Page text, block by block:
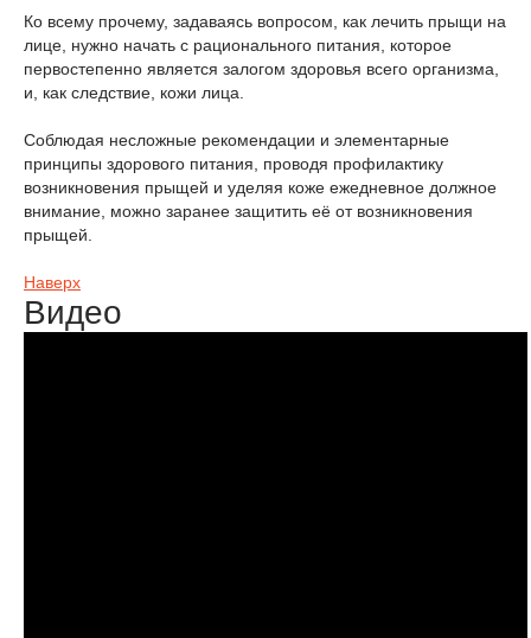
Ко всему прочему, задаваясь вопросом, как лечить прыщи на
лице, нужно начать с рационального питания, которое
первостепенно является залогом здоровья всего организма,
и, как следствие, кожи лица.
Соблюдая несложные рекомендации и элементарные
принципы здорового питания, проводя профилактику
возникновения прыщей и уделяя коже ежедневное должное
внимание, можно заранее защитить её от возникновения
прыщей.
Наверх
Видео